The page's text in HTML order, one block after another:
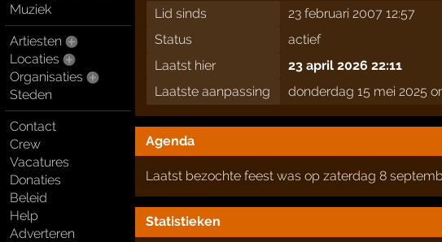
Muziek
Artiesten
Locaties
Organisaties
Steden
Contact
Crew
Vacatures
Donaties
Beleid
Help
Adverteren
Lid sinds
23 februari 2007 12:57
Status
actief
Laatst hier
23 april 2026 22:11
Laatste aanpassing
donderdag 15 mei 2025
Agenda
Laatst bezochte feest was op zaterdag 8
Statistieken